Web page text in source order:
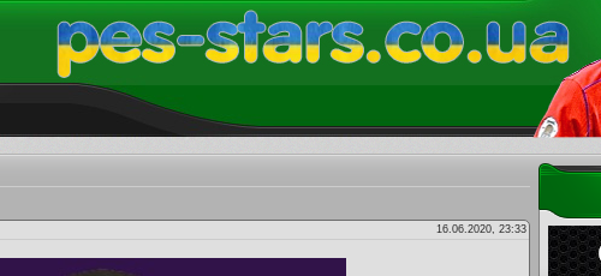
16.06.2020, 23:33